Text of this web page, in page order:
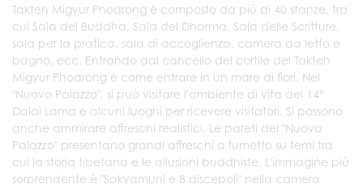
Takten Migyur Phodrong è composto da più di 40 stanze, tra
cui Sala del Buddha, Sala del Dharma, Sala delle Scritture,
sala per la pratica, sala di accoglienza, camera da letto e
bagno, ecc. Entrando dal cancello del cortile del Takten
Migyur Phodrong è come entrare in un mare di fiori. Nel
"Nuovo Palazzo", si può visitare l'ambiente di vita del 14°
Dalai Lama e alcuni luoghi per ricevere visitatori. Si possono
anche ammirare affreschi realistici. Le pareti del "Nuovo
Palazzo" presentano grandi affreschi a fumetto su temi tra
cui la storia tibetana e le allusioni buddhiste. L'immagine più
sorprendente è "Sakyamuni e 8 discepoli" nella camera